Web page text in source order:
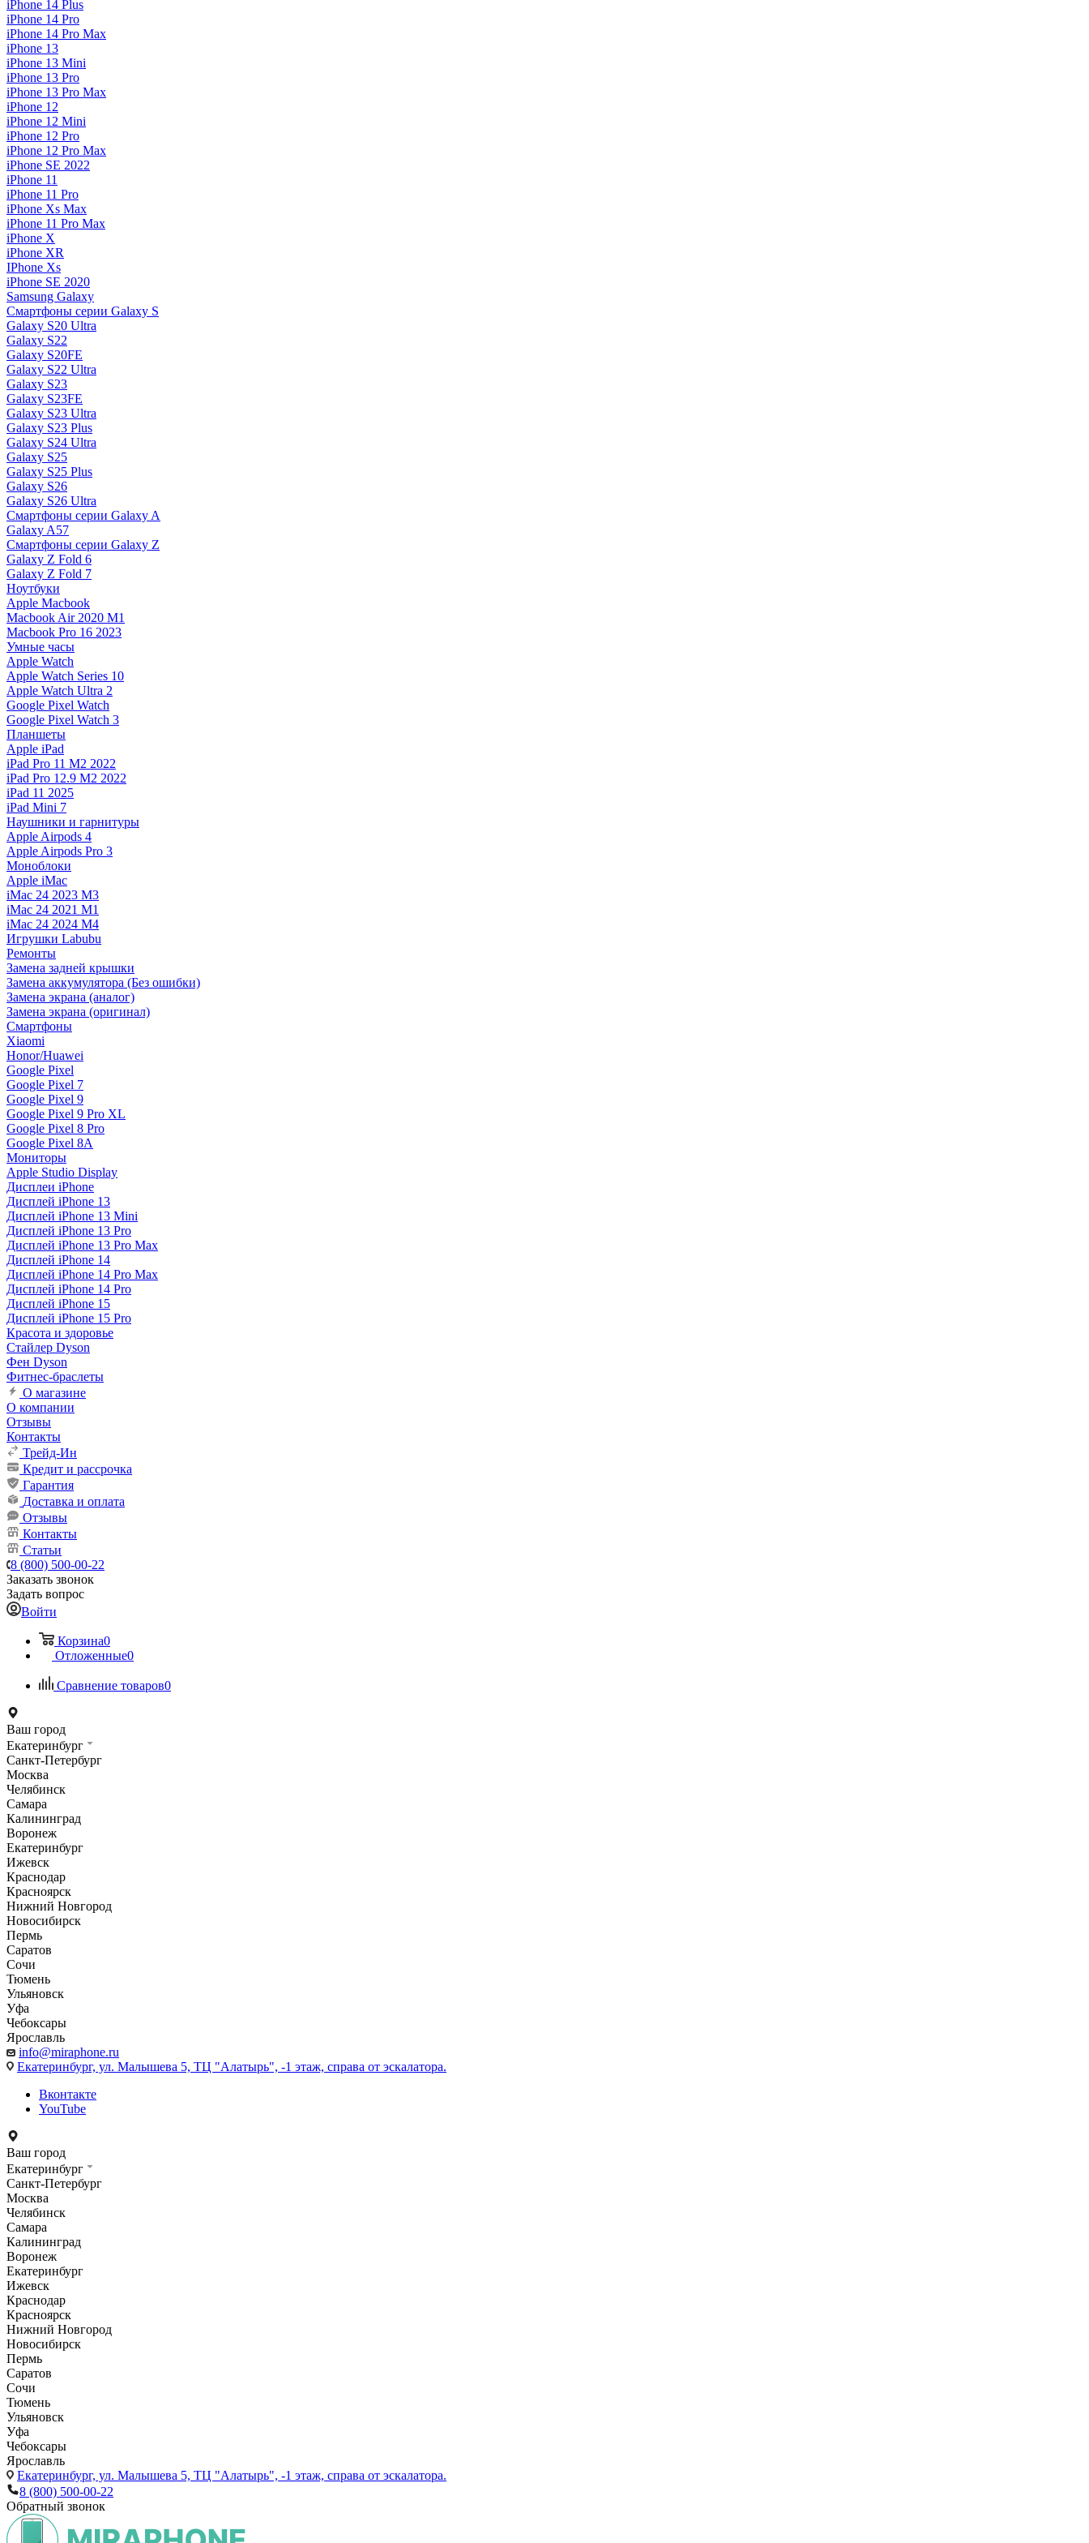
iPhone 14 Plus
iPhone 14 Pro
iPhone 14 Pro Max
iPhone 13
iPhone 13 Mini
iPhone 13 Pro
iPhone 13 Pro Max
iPhone 12
iPhone 12 Mini
iPhone 12 Pro
iPhone 12 Pro Max
iPhone SE 2022
iPhone 11
iPhone 11 Pro
iPhone Xs Max
iPhone 11 Pro Max
iPhone X
iPhone XR
IPhone Xs
iPhone SE 2020
Samsung Galaxy
Смартфоны серии Galaxy S
Galaxy S20 Ultra
Galaxy S22
Galaxy S20FE
Galaxy S22 Ultra
Galaxy S23
Galaxy S23FE
Galaxy S23 Ultra
Galaxy S23 Plus
Galaxy S24 Ultra
Galaxy S25
Galaxy S25 Plus
Galaxy S26
Galaxy S26 Ultra
Смартфоны серии Galaxy A
Galaxy A57
Смартфоны серии Galaxy Z
Galaxy Z Fold 6
Galaxy Z Fold 7
Ноутбуки
Apple Macbook
Macbook Air 2020 M1
Macbook Pro 16 2023
Умные часы
Apple Watch
Apple Watch Series 10
Apple Watch Ultra 2
Google Pixel Watch
Google Pixel Watch 3
Планшеты
Apple iPad
iPad Pro 11 M2 2022
iPad Pro 12.9 M2 2022
iPad 11 2025
iPad Mini 7
Наушники и гарнитуры
Apple Airpods 4
Apple Airpods Pro 3
Моноблоки
Apple iMac
iMac 24 2023 M3
iMac 24 2021 M1
iMac 24 2024 M4
Игрушки Labubu
Ремонты
Замена задней крышки
Замена аккумулятора (Без ошибки)
Замена экрана (аналог)
Замена экрана (оригинал)
Смартфоны
Xiaomi
Honor/Huawei
Google Pixel
Google Pixel 7
Google Pixel 9
Google Pixel 9 Pro XL
Google Pixel 8 Pro
Google Pixel 8A
Мониторы
Apple Studio Display
Дисплеи iPhone
Дисплей iPhone 13
Дисплей iPhone 13 Mini
Дисплей iPhone 13 Pro
Дисплей iPhone 13 Pro Max
Дисплей iPhone 14
Дисплей iPhone 14 Pro Max
Дисплей iPhone 14 Pro
Дисплей iPhone 15
Дисплей iPhone 15 Pro
Красота и здоровье
Стайлер Dyson
Фен Dyson
Фитнес-браслеты
О магазине
О компании
Отзывы
Контакты
Трейд-Ин
Кредит и рассрочка
Гарантия
Доставка и оплата
Отзывы
Контакты
Статьи
8 (800) 500-00-22
Заказать звонок
Задать вопрос
Войти
Корзина0
Отложенные0
Сравнение товаров0
Ваш город
Екатеринбург
Санкт-Петербург
Москва
Челябинск
Самара
Калининград
Воронеж
Екатеринбург
Ижевск
Краснодар
Красноярск
Нижний Новгород
Новосибирск
Пермь
Саратов
Сочи
Тюмень
Ульяновск
Уфа
Чебоксары
Ярославль
info@miraphone.ru
Екатеринбург, ул. Малышева 5, ТЦ "Алатырь", -1 этаж, справа от эскалатора.
Вконтакте
YouTube
Ваш город
Екатеринбург
Санкт-Петербург
Москва
Челябинск
Самара
Калининград
Воронеж
Екатеринбург
Ижевск
Краснодар
Красноярск
Нижний Новгород
Новосибирск
Пермь
Саратов
Сочи
Тюмень
Ульяновск
Уфа
Чебоксары
Ярославль
Екатеринбург, ул. Малышева 5, ТЦ "Алатырь", -1 этаж, справа от эскалатора.
8 (800) 500-00-22
Обратный звонок